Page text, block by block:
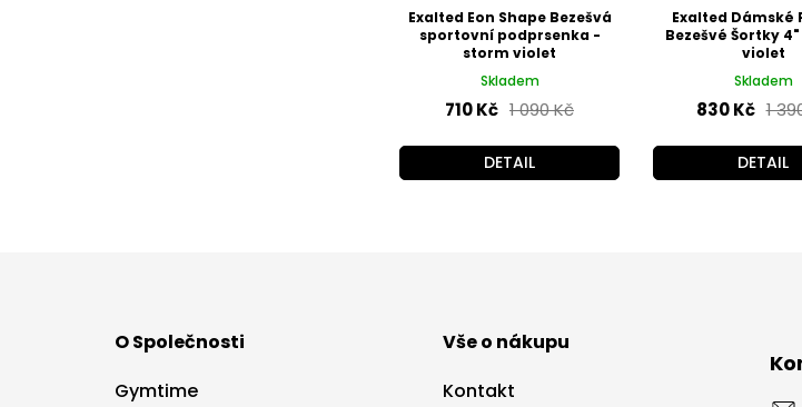
Exalted Eon Shape Bezešvá
sportovní podprsenka -
storm violet
Skladem
710 Kč 1 090 Kč
DETAIL
Exalted Dámské
Bezešvé Šortky
violet
Skladem
830 Kč 1
DETAIL
O Společnosti
Gymtime
Vše o nákupu
Kontakt